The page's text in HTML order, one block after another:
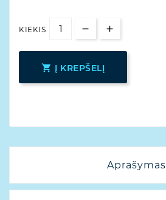
KIEKIS
 Į KREPŠELĮ
Aprašymas